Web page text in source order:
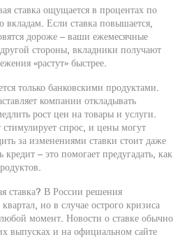
ставка ощущается в процентах по
вкладам. Если ставка повышается,
дороже – ваши ежемесячные
стороны, вкладники получают
«растут» быстрее.
только банковскими продуктами.
компании откладывать
рост цен на товары и услуги.
спрос, и цены могут
за изменениями ставки стоит даже
кредит – это помогает предугадать, как
ставка? В России решения
но в случае острого кризиса
момент. Новости о ставке обычно
выпусках и на официальном сайте